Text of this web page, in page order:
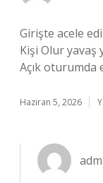
Girişte acele
Kişi Olur yavaş
Açık oturumda
Haziran 5, 2026